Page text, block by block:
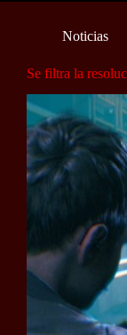
Noticias
Se filtra la